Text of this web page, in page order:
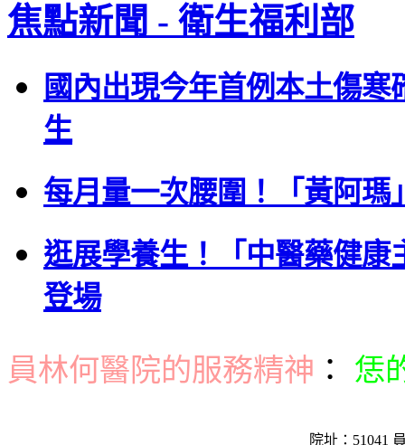
焦點新聞 - 衛生福利部
國內出現今年首例本土傷
生
每月量一次腰圍！「黃阿
逛展學養生！「中醫藥健
登場
員林何醫院的服務精神 ： 恁
院址：51041